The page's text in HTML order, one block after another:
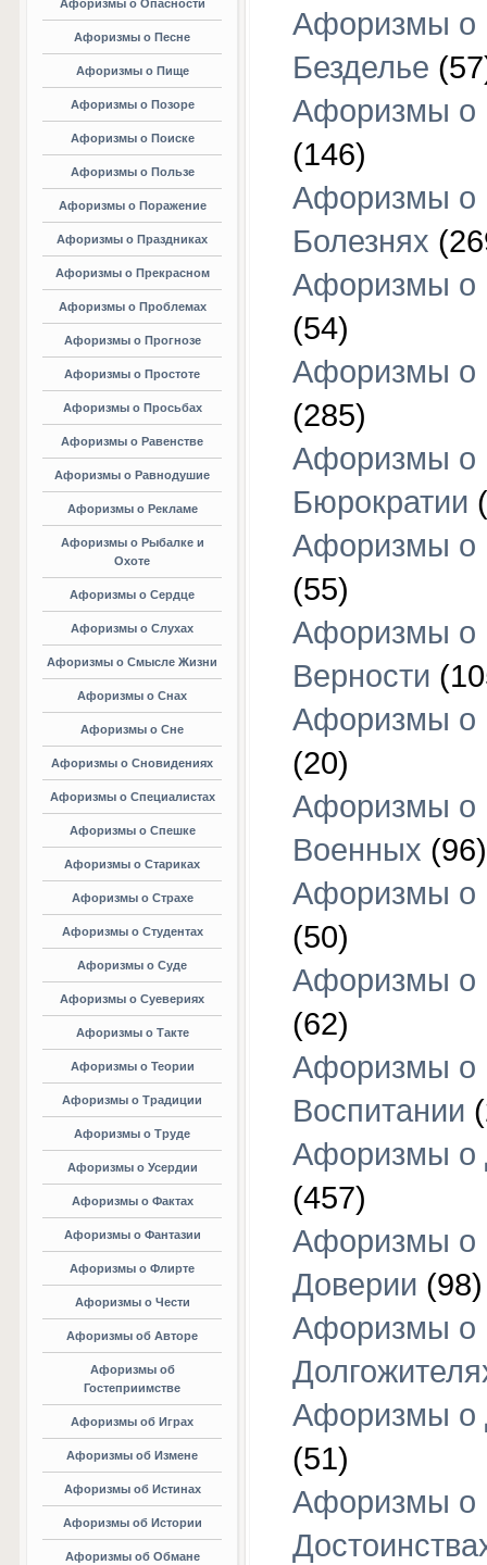
Афоризмы о Опасности
Афоризмы о Песне
Афоризмы о Пище
Афоризмы о Позоре
Афоризмы о Поиске
Афоризмы о Пользе
Афоризмы о Поражение
Афоризмы о Праздниках
Афоризмы о Прекрасном
Афоризмы о Проблемах
Афоризмы о Прогнозе
Афоризмы о Простоте
Афоризмы о Просьбах
Афоризмы о Равенстве
Афоризмы о Равнодушие
Афоризмы о Рекламе
Афоризмы о Рыбалке и
Охоте
Афоризмы о Сердце
Афоризмы о Слухах
Афоризмы о Смысле Жизни
Афоризмы о Снах
Афоризмы о Сне
Афоризмы о Сновидениях
Афоризмы о Специалистах
Афоризмы о Спешке
Афоризмы о Стариках
Афоризмы о Страхе
Афоризмы о Студентах
Афоризмы о Суде
Афоризмы о Суевериях
Афоризмы о Такте
Афоризмы о Теории
Афоризмы о Традиции
Афоризмы о Труде
Афоризмы о Усердии
Афоризмы о Фактах
Афоризмы о Фантазии
Афоризмы о Флирте
Афоризмы о Чести
Афоризмы об Авторе
Афоризмы об
Гостеприимстве
Афоризмы об Играх
Афоризмы об Измене
Афоризмы об Истинах
Афоризмы об Истории
Афоризмы об Обмане
Афоризмы о
Безделье
Афоризмы о
(146)
Афоризмы о
Болезнях
Афоризмы о
(54)
Афоризмы о
(285)
Афоризмы о
Бюрократии
Афоризмы о
(55)
Афоризмы о
Верности
Афоризмы о
(20)
Афоризмы о
Военных (96)
Афоризмы о
(50)
Афоризмы о
(62)
Афоризмы о
Воспитании
Афоризмы о
(457)
Афоризмы о
Доверии (98)
Афоризмы о
Афоризмы о
(51)
Афоризмы о